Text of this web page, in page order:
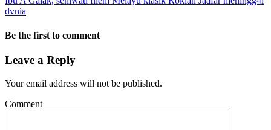
dvnia
Be the first to comment
Leave a Reply
Your email address will not be published.
Comment